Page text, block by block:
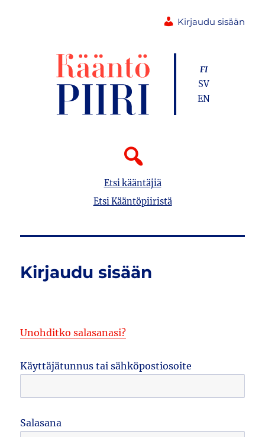
Kirjaudu sisään
Etsi kääntäjiä
Etsi Kääntöpiiristä
FI
SV
EN
Kirjaudu sisään
Unohditko salasanasi?
Käyttäjätunnus tai sähköpostiosoite
Salasana